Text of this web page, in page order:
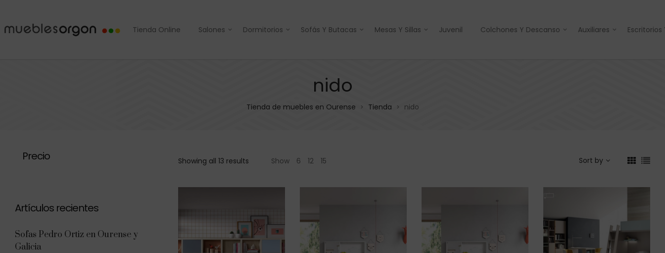
Tienda Online Salones Dormitorios Sofás Y Butacas Mesas Y Sillas Juvenil Colchones Y Descanso Auxiliares
nido
Tienda de muebles en Ourense > Tienda > nido
Showing all 13 results Show 6 12 15 Sort by
Precio
Artículos recientes
Sofas Pedro Ortiz en Ourense y
Galicia